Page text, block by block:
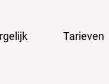
Tarieven